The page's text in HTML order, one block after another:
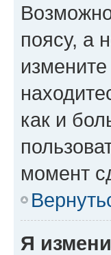
поясу, а
как и
момент
Я